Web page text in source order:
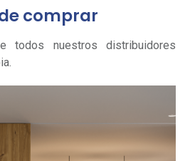
comprar
todos nuestros distribuidores